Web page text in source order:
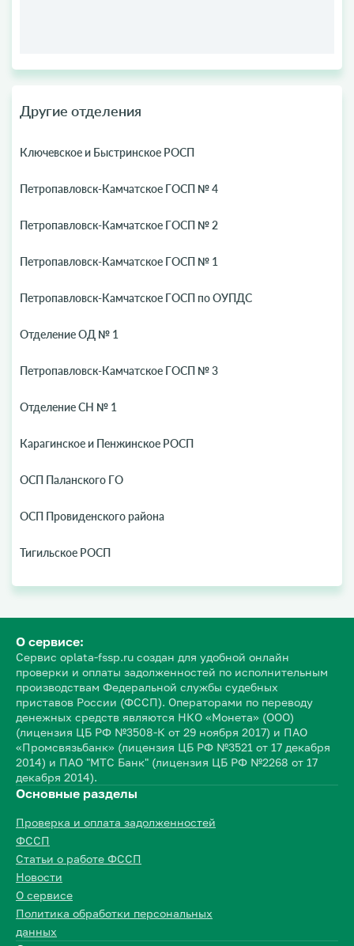
Другие отделения
Ключевское и Быстринское РОСП
Петропавловск-Камчатское ГОСП № 4
Петропавловск-Камчатское ГОСП № 2
Петропавловск-Камчатское ГОСП № 1
Петропавловск-Камчатское ГОСП по ОУПДС
Отделение ОД № 1
Петропавловск-Камчатское ГОСП № 3
Отделение СН № 1
Карагинское и Пенжинское РОСП
ОСП Паланского ГО
ОСП Провиденского района
Тигильское РОСП
О сервисе:
Сервис oplata-fssp.ru создан для удобной онлайн
проверки и оплаты задолженностей по исполнительным
производствам Федеральной службы судебных
приставов России (ФССП). Операторами по переводу
денежных средств являются НКО «Монета» (ООО)
(лицензия ЦБ РФ №3508-К от 29 ноября 2017) и ПАО
«Промсвязьбанк» (лицензия ЦБ РФ №3521 от 17 декабря
2014) и ПАО "МТС Банк" (лицензия ЦБ РФ №2268 от 17
декабря 2014).
Основные разделы
Проверка и оплата задолженностей
ФССП
Статьи о работе ФССП
Новости
О сервисе
Политика обработки персональных
данных